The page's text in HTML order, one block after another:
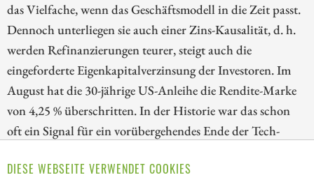
DIESE WEBSEITE VERWENDET COOKIES
das Vielfache, wenn das Geschäftsmodell in die Zeit passt.
Dennoch unterliegen sie auch einer Zins-Kausalität, d. h.
werden Refinanzierungen teurer, steigt auch die
eingeforderte Eigenkapitalverzinsung der Investoren. Im
August hat die 30-jährige US-Anleihe die Rendite-Marke
von 4,25 % überschritten. In der Historie war das schon
oft ein Signal für ein vorübergehendes Ende der Tech-
vernachlässigt, wir nennen drei mögliche Profiteure einer